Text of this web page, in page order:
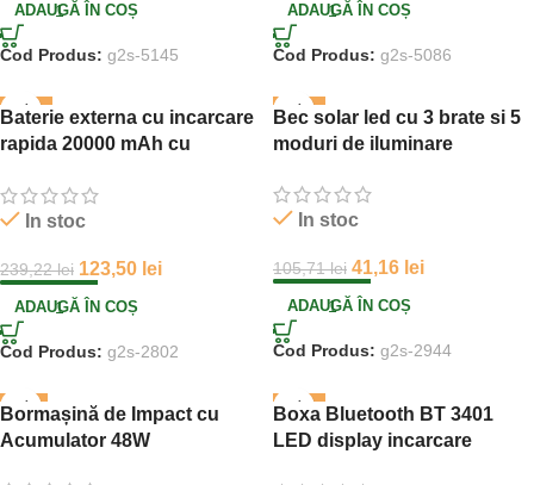
ADAUGĂ ÎN COȘ
Cod Produs: g2s-5145
ADAUGĂ ÎN COȘ
Cod Produs: g2s-5086
-48%
Baterie externa cu incarcare
rapida 20000 mAh cu
In stoc
239,22lei 123,50 lei
ADAUGĂ ÎN COȘ
Cod Produs: g2s-2802
-61%
Bec solar led cu 3 brate si 5
moduri de iluminare
In stoc
105,71lei 41,16 lei
ADAUGĂ ÎN COȘ
Cod Produs: g2s-2944
-9%
Bormașină de Impact cu
Acumulator 48W
-35%
Boxa Bluetooth BT 3401
LED display incarcare